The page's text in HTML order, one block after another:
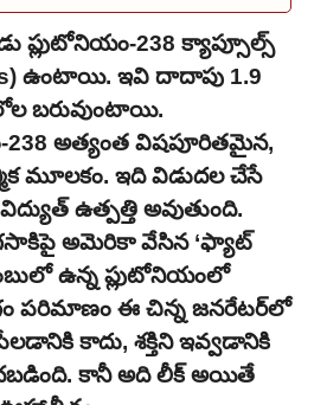
ప్లుటోనియం-238 క్యాప్సూల్స్
ఉంటాయి. ఇవి దాదాపు 1.9
బరువుంటాయి.
238 అత్యంత విషపూరితమైన,
మూలకం. ఇది విడుదల చేసే
ఉత్పత్తి అవుతుంది.
అమెరికా వేసిన ‘ఫ్యాట్
ఉన్న ప్లుటోనియంలో
పరిమాణం ఈ చిన్న జనరేటర్‌లో
కాదు, శక్తిని ఇవ్వడానికి
కానీ అది లీక్ అయితే